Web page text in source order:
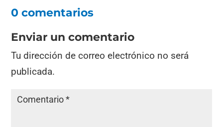
0 comentarios
Enviar un comentario
Tu dirección de correo electrónico no será
publicada.